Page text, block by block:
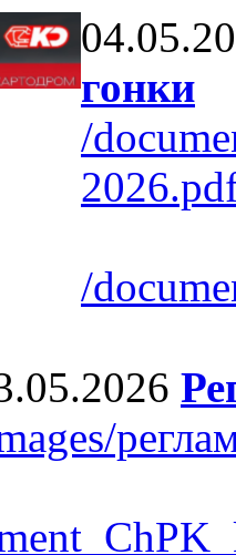
гонки
/
/